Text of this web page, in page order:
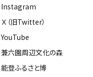
Instagram
Ｘ（旧Twitter）
YouTube
兼六園周辺文化の森
能登ふるさと博